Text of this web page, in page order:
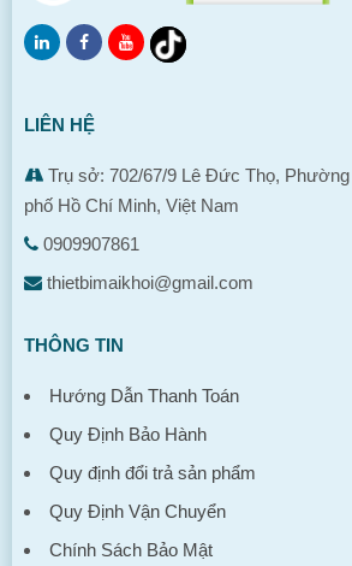
LIÊN HỆ
Trụ sở: 702/67/9 Lê Đức Thọ,
phố Hồ Chí Minh, Việt Nam
0909907861
thietbimaikhoi@gmail.com
THÔNG TIN
Hướng Dẫn Thanh Toán
Quy Định Bảo Hành
Quy định đổi trả sản phẩm
Quy Định Vận Chuyển
Chính Sách Bảo Mật